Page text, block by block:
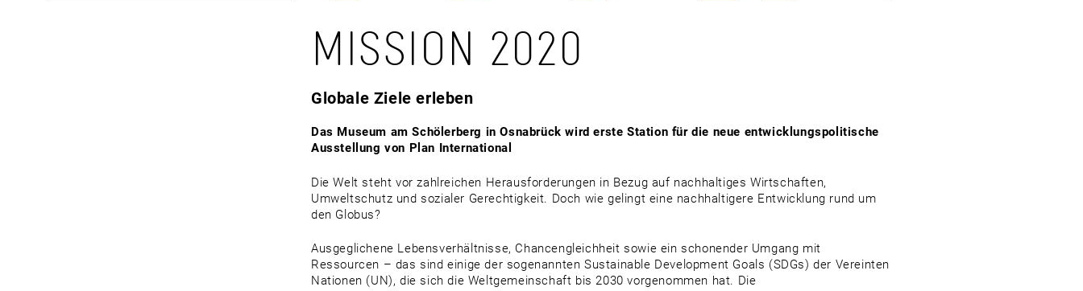
MISSION 2020
Globale Ziele erleben
Das Museum am Schölerberg in Osnabrück wird erste Station für die neue entwicklungspolitische
Ausstellung von Plan International
Die Welt steht vor zahlreichen Herausforderungen in Bezug auf nachhaltiges Wirtschaften,
Umweltschutz und sozialer Gerechtigkeit. Doch wie gelingt eine nachhaltigere Entwicklung rund um
den Globus?
Ausgeglichene Lebensverhältnisse, Chancengleichheit sowie ein schonender Umgang mit
Ressourcen – das sind einige der sogenannten Sustainable Development Goals (SDGs) der Vereinten
Nationen (UN), die sich die Weltgemeinschaft bis 2030 vorgenommen hat. Die